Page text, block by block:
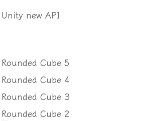
Unity new API
Rounded Cube 5
Rounded Cube 4
Rounded Cube 3
Rounded Cube 2